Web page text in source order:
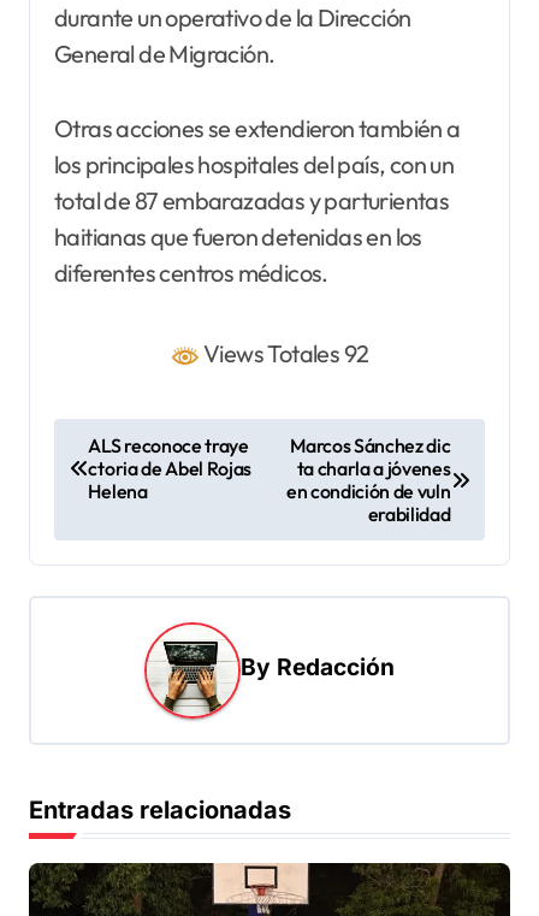
durante un operativo de la Dirección
General de Migración.
Otras acciones se extendieron también a
los principales hospitales del país, con un
total de 87 embarazadas y parturientas
haitianas que fueron detenidas en los
diferentes centros médicos.
Views Totales 92
e
g
ó
n
d
e
ALS reconoce traye
ctoria de Abel Rojas
Helena
Marcos Sánchez dic
ta charla a jóvenes
en condición de vuln
erabilidad
By Redacción
Entradas relacionadas